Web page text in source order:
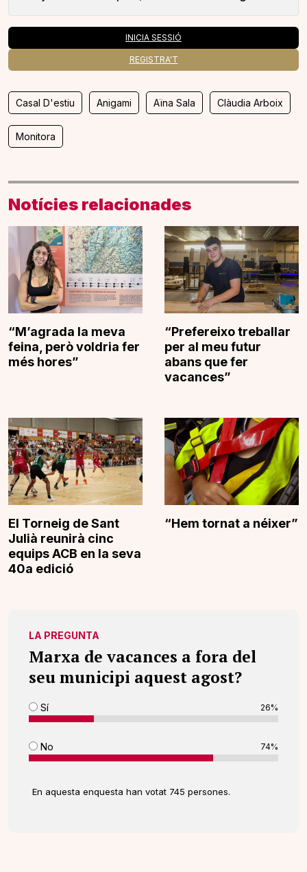
INICIA SESSIÓ
REGISTRA'T
Casal D'estiu Anigami Aïna Sala Clàudia Arboix
Monitora
Notícies relacionades
“M’agrada la meva
feina, però voldria fer
més hores”
“Prefereixo treballar
per al meu futur
abans que fer
vacances”
El Torneig de Sant
Julià reunirà cinc
equips ACB en la seva
40a edició
“Hem tornat a néixer”
LA PREGUNTA
Marxa de vacances a fora del
seu municipi aquest agost?
Sí 26%
No 74%
En aquesta enquesta han votat 745 persones.